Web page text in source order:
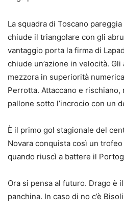
La squadra di Toscano
chiude il triangolare con gli
vantaggio porta la firma di
chiude un’azione in velocità.
mezzora in superiorità
Perrotta. Attaccano e rischiano,
pallone sotto l’incrocio con un
È il primo gol stagionale del
Novara conquista così un
quando riuscì a battere il
Ora si pensa al futuro. Drago è
panchina. In caso di no c’è